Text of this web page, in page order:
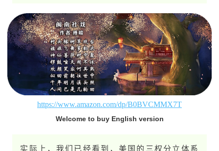
https://www.amazon.com/dp/B0BVCMMX7T
Welcome to buy English version
实际上，我们已经看到，美国的三权分立体系